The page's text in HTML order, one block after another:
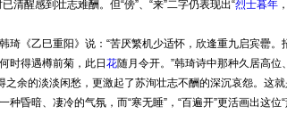
清醒感到壮志难酬。但“傍”、“来”二字仍表现出“烈士暮年 ，
《乙巳重阳》说：“苦厌繁机少适怀，欣逢重九启宾罍。
时得遇樽前菊，此日 花随月令开。”韩琦诗中那种久居高位、
余的淡淡闲愁，更激起了苏洵壮志不酬的深沉哀怨。这就
昏暗、凄冷的气氛，而“寒无睡”，“百遍开”更活画出这位